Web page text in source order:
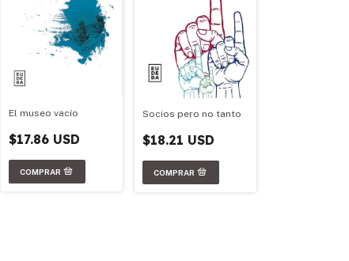
El museo vacío
$17.86 USD
Socios pero no tanto
$18.21 USD